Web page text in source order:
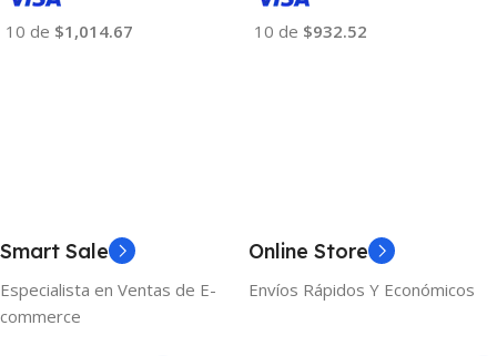
10 de $1,014.67 10 de $932.52
Smart Sale
Especialista en Ventas de E-
commerce
Online Store
Envíos Rápidos Y Económicos